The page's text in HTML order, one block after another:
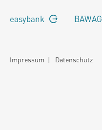
easybank BAWAG
Impressum | Datenschutz